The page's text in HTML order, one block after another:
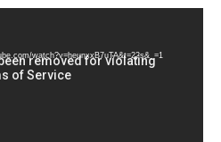
watch?v=heunxxB7uTA&t=22s&_=1